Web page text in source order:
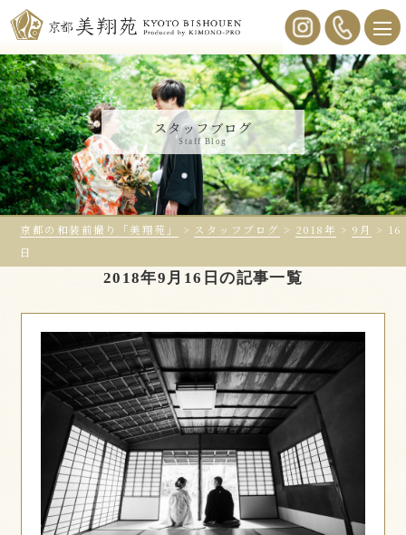
スタッフブログ
Staff Blog
京都の和装前撮り「美翔苑」 > スタッフブログ > 2018年 > 9月 > 16
日
2018年9月16日の記事一覧